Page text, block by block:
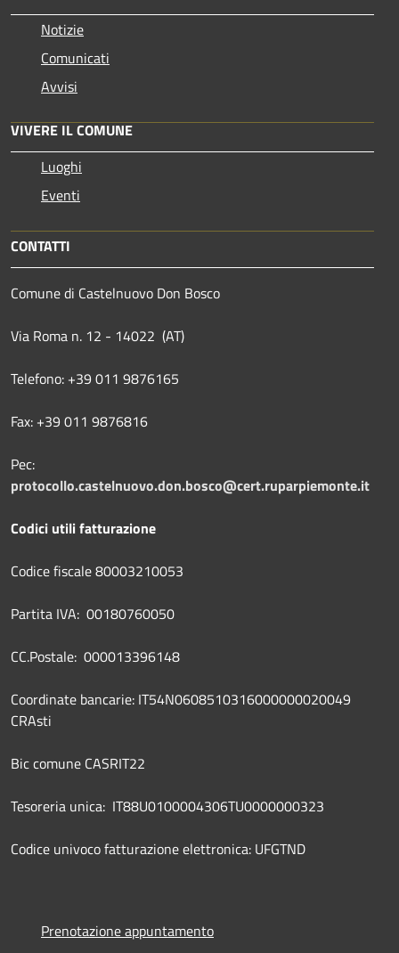
Notizie
Comunicati
Avvisi
VIVERE IL COMUNE
Luoghi
Eventi
CONTATTI
Comune di Castelnuovo Don Bosco
Via Roma n. 12 - 14022 (AT)
Telefono: +39 011 9876165
Fax: +39 011 9876816
Pec:
protocollo.castelnuovo.don.bosco@cert.ruparpiemonte.it
Codici utili fatturazione
Codice fiscale 80003210053
Partita IVA: 00180760050
CC.Postale: 000013396148
Coordinate bancarie: IT54N0608510316000000020049
CRAsti
Bic comune CASRIT22
Tesoreria unica: IT88U0100004306TU0000000323
Codice univoco fatturazione elettronica: UFGTND
Prenotazione appuntamento